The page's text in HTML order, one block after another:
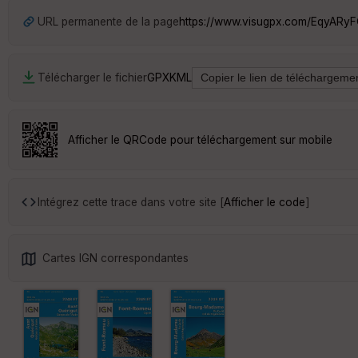
URL permanente de la pagehttps://www.visugpx.com/
Télécharger le fichierGPXKML
Afficher le QRCode pour téléchargement sur mobile
Intégrez cette trace dans votre site [Afficher le code]
Cartes IGN correspondantes